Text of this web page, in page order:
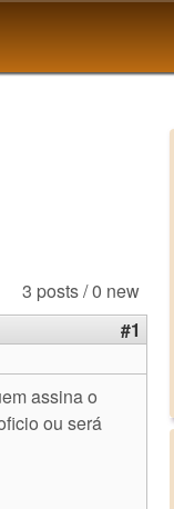
3 posts / 0 new
#1
assina o
ou será